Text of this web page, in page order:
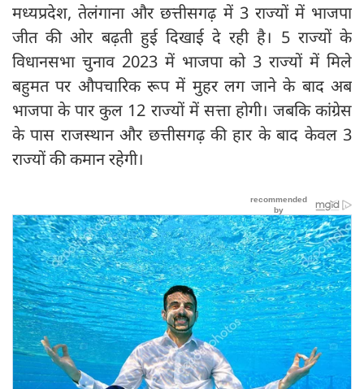
मध्यप्रदेश, तेलंगाना और छत्तीसगढ़ में 3 राज्यों में भाजपा
जीत की ओर बढ़ती हुई दिखाई दे रही है। 5 राज्यों के
विधानसभा चुनाव 2023 में भाजपा को 3 राज्यों में मिले
बहुमत पर औपचारिक रूप में मुहर लग जाने के बाद अब
भाजपा के पार कुल 12 राज्यों में सत्ता होगी। जबकि कांग्रेस
के पास राजस्थान और छत्तीसगढ़ की हार के बाद केवल 3
राज्यों की कमान रहेगी।